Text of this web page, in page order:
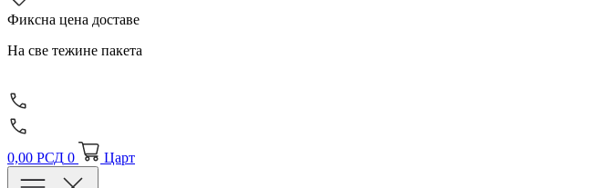
Фиксна цена доставе
На све тежине пакета
0,00 РСД 0 Царт